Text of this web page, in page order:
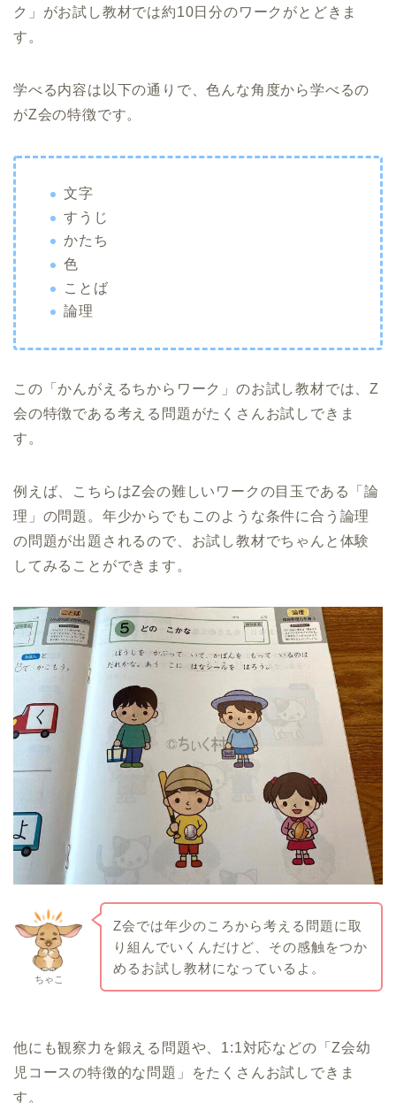
ク」がお試し教材では約10日分のワークがとどきま
す。
学べる内容は以下の通りで、色んな角度から学べるの
がZ会の特徴です。
文字
すうじ
かたち
色
ことば
論理
この「かんがえるちからワーク」のお試し教材では、Z
会の特徴である考える問題がたくさんお試しできま
す。
例えば、こちらはZ会の難しいワークの目玉である「論
理」の問題。年少からでもこのような条件に合う論理
の問題が出題されるので、お試し教材でちゃんと体験
してみることができます。
ちゃこ
Z会では年少のころから考える問題に取
り組んでいくんだけど、その感触をつか
めるお試し教材になっているよ。
他にも観察力を鍛える問題や、1:1対応などの「Z会幼
児コースの特徴的な問題」をたくさんお試しできま
す。